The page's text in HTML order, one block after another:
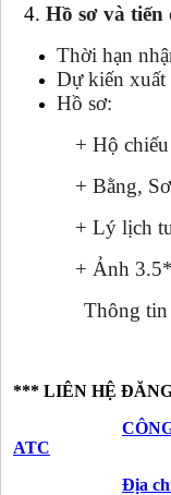
4. Hồ sơ và tiến
Thời hạn
Dự kiến xuất
Hồ sơ:
+ Hộ
+ Bằng,
+ Lý lịch
+ Ảnh
Thông tin
*** LIÊN HỆ
ATC
Địa